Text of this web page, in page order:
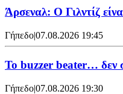
Άρσεναλ: Ο Γιλντίζ
Γήπεδο|07.08.2026 19:45
Το buzzer beater… δεν
Γήπεδο|07.08.2026 19:30